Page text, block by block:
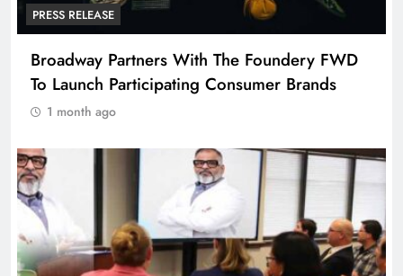
PRESS RELEASE
Broadway Partners With The Foundery FWD
To Launch Participating Consumer Brands
1 month ago